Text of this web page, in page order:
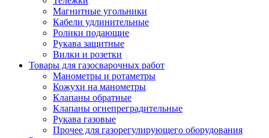
Магнитные угольники
Кабели удлинительные
Ролики подающие
Рукава защитные
Вилки и розетки
Товары для газосварочных работ
Манометры и ротаметры
Кожухи на манометры
Клапаны обратные
Клапаны огнепреградительные
Рукава газовые
Прочее для газорегулирующего оборудования